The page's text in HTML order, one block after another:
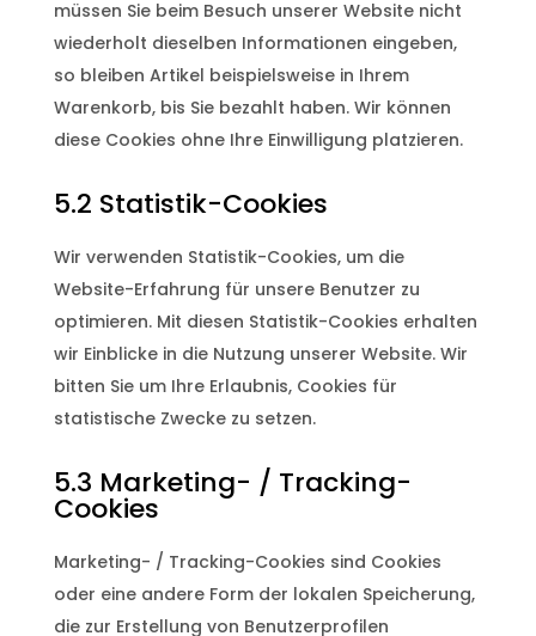
müssen Sie beim Besuch unserer Website nicht
wiederholt dieselben Informationen eingeben,
so bleiben Artikel beispielsweise in Ihrem
Warenkorb, bis Sie bezahlt haben. Wir können
diese Cookies ohne Ihre Einwilligung platzieren.
5.2 Statistik-Cookies
Wir verwenden Statistik-Cookies, um die
Website-Erfahrung für unsere Benutzer zu
optimieren. Mit diesen Statistik-Cookies erhalten
wir Einblicke in die Nutzung unserer Website. Wir
bitten Sie um Ihre Erlaubnis, Cookies für
statistische Zwecke zu setzen.
5.3 Marketing- / Tracking-
Cookies
Marketing- / Tracking-Cookies sind Cookies
oder eine andere Form der lokalen Speicherung,
die zur Erstellung von Benutzerprofilen